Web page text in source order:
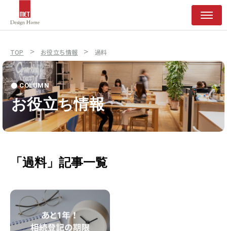
TOP > お役立ち情報 > 過料
COLUMN
お役立ち情報
「過料」記事一覧